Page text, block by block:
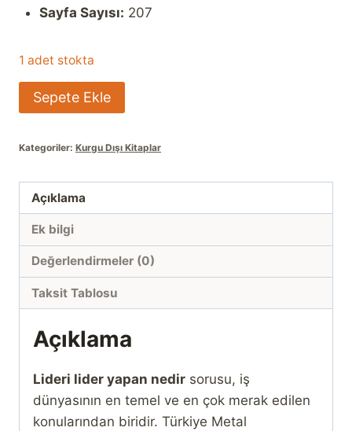
Sayfa Sayısı: 207
1 adet stokta
Lideri
Lider
Nedir?
Business
Review
Sepete Ekle
Kategoriler: Kurgu Dışı Kitaplar
Açıklama
Ek bilgi
Değerlendirmeler (0)
Taksit Tablosu
Açıklama
Lideri lider yapan nedir sorusu, iş
dünyasının en temel ve en çok merak edilen
konularından biridir. Türkiye Metal